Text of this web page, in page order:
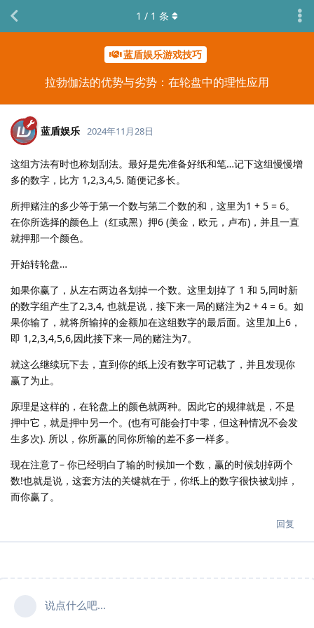
蓝盾娱乐游戏技巧
拉勃伽法的优势与劣势：在轮盘中的理性应用
1 / 1 条
蓝盾娱乐 2024年11月28日
这组方法有时也称划刮法。最好是先准备好纸和笔…记下这组慢慢增
多的数字，比方 1,2,3,4,5. 随便记多长。
所押赌注的多少等于第一个数与第二个数的和，这里为1 + 5 = 6。
在你所选择的颜色上（红或黑）押6 (美金，欧元，卢布)，并且一直
就押那一个颜色。
开始转轮盘…
如果你赢了，从左右两边各划掉一个数。这里划掉了 1 和 5,同时新
的数字组产生了2,3,4, 也就是说，接下来一局的赌注为2 + 4 = 6。如
果你输了，就将所输掉的金额加在这组数字的最后面。这里加上6，
即 1,2,3,4,5,6,因此接下来一局的赌注为7。
就这么继续玩下去，直到你的纸上没有数字可记载了，并且发现你
赢了为止。
原理是这样的，在轮盘上的颜色就两种。因此它的规律就是，不是
押中它，就是押中另一个。(也有可能会打中零，但这种情况不会发
生多次). 所以，你所赢的同你所输的差不多一样多。
现在注意了– 你已经明白了输的时候加一个数，赢的时候划掉两个
数!也就是说，这套方法的关键就在于，你纸上的数字很快被划掉，
而你赢了。
回复
说点什么吧...